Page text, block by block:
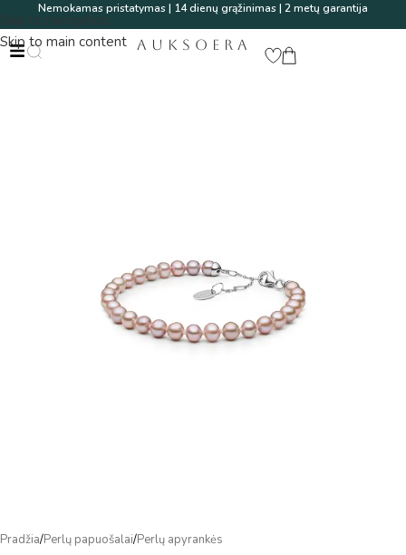
Skip to navigation
Skip to main content
Nemokamas pristatymas | 14 dienų grąžinimas | 2 metų garantija
AUKSOERA
Pradžia/Perlų papuošalai/Perlų apyrankės